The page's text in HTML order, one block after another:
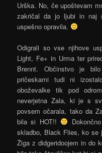
Urška. No, če upoštevam
zakričal da jo ljubi in
uspešno opravila.
Odigrali so vse njihove
Light, Fe+ in Urma ter
Brennt. Občinstvo je
pričeskami tudi ni
oboževalke tik pod
neverjetna Zala, ki je s
povsem očarala, tako da
bila si HOT!!
skladbo, Black Flies, ko se
Žiga z didgeridoojem in do